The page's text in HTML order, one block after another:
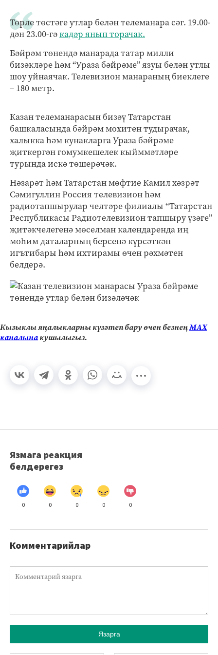
Төрле төстәге утлар белән телеманара сәг. 19.00-
дән 23.00-гәкадәр янып торачак.
Бәйрәм төнендә манарада татар милли
бизәкләре һәм “Ураза бәйрәме” язуы белән утлы
шоу уйнаячак. Телевизион манараның биеклеге
– 180 метр.
Казан телеманарасын бизәү Татарстан
башкаласында бәйрәм мохитен тудырачак,
халыкка һәм кунакларга Ураза бәйрәме
җиткергән гомумкешелек кыйммәтләре
турында искә төшерәчәк.
Нәзарәт һәм Татарстан мөфтие Камил хәзрәт
Сәмигуллин Россия телевизион һәм
радиотапшырулар челтәре филиалы “Татарстан
Республикасы Радиотелевизион тапшыру үзәге”
җитәкчелегенә мөселман календаренда иң
мөһим даталарның берсенә күрсәткән
игътибары һәм ихтирамы өчен рәхмәтен
белдерә.
Кызыклы яңалыкларны күзәтеп бару өчен безнеңМАХ
каналынакушылыгыз.
Язмага реакция
белдерегез
0 0 0 0 0
Комментарийлар
Язарга